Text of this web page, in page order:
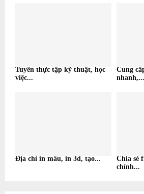
Tuyển thực tập kỹ thuật, học
việc...
Cung
nhanh,...
Địa chỉ in mẫu, in 3d, tạo...
Chia sẻ
chỉnh...